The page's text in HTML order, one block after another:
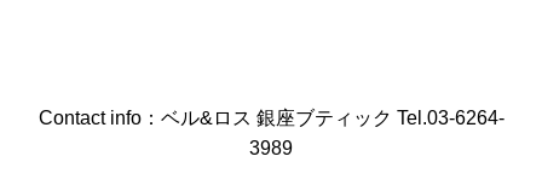
Contact info：ベル&ロス 銀座ブティック Tel.03-6264-
3989